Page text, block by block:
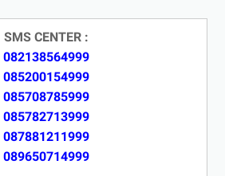
SMS CENTER :
082138564999
085200154999
085708785999
085782713999
087881211999
089650714999